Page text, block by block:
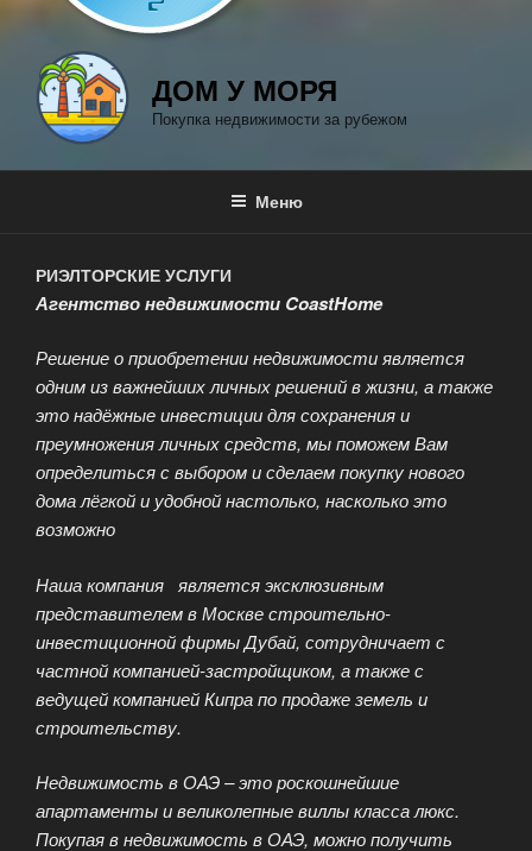
ДОМ У МОРЯ
Покупка недвижимости за рубежом
Меню
РИЭЛТОРСКИЕ УСЛУГИ
Агентство недвижимости CoastHome
Решение о приобретении недвижимости является
одним из важнейших личных решений в жизни, а также
это надёжные инвестиции для сохранения и
преумножения личных средств, мы поможем Вам
определиться с выбором и сделаем покупку нового
дома лёгкой и удобной настолько, насколько это
возможно
Наша компания является эксклюзивным
представителем в Москве строительно-
инвестиционной фирмы Дубай, сотрудничает с
частной компанией-застройщиком, а также с
ведущей компанией Кипра по продаже земель и
строительству.
Недвижимость в ОАЭ – это роскошнейшие
апартаменты и великолепные виллы класса люкс.
Покупая в недвижимость в ОАЭ, можно получить